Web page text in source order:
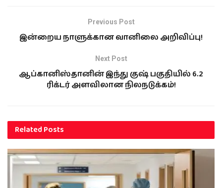
Previous Post
இன்றைய நாளுக்கான வானிலை அறிவிப்பு!
Next Post
ஆப்கானிஸ்தானின் இந்து குஷ் பகுதியில் 6.2
ரிக்டர் அளவிலான நிலநடுக்கம்!
RelatedPosts